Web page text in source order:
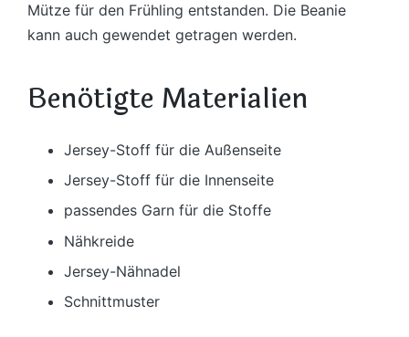
Mütze für den Frühling entstanden. Die Beanie
kann auch gewendet getragen werden.
Benötigte Materialien
Jersey-Stoff für die Außenseite
Jersey-Stoff für die Innenseite
passendes Garn für die Stoffe
Nähkreide
Jersey-Nähnadel
Schnittmuster